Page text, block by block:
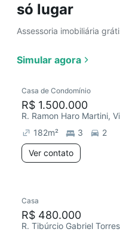
só lugar
Assessoria imobiliária
Simular agora
Casa de Condomínio
R$ 1.500.000
R. Ramon Haro Martini,
182m² 3
2
Ver contato
Casa
R$ 480.000
R. Tibúrcio Gabriel